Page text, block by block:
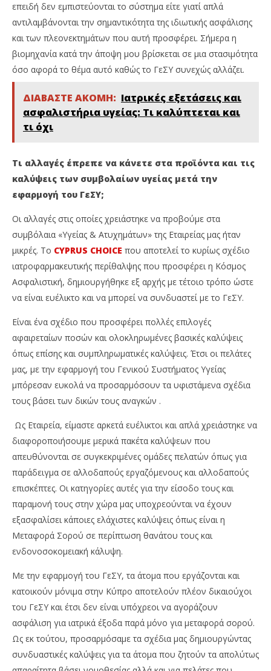
επειδή δεν εμπιστεύονται το σύστημα είτε γιατί απλά
αντιλαμβάνονται την σημαντικότητα της ιδιωτικής ασφάλισης
και των πλεονεκτημάτων που αυτή προσφέρει. Σήμερα η
βιομηχανία κατά την άποψη μου βρίσκεται σε μια στασιμότητα
όσο αφορά το θέμα αυτό καθώς το ΓεΣΥ συνεχώς αλλάζει.
ΔΙΑΒΑΣΤΕ ΑΚΟΜΗ: Ιατρικές εξετάσεις και
ασφαλιστήρια υγείας: Τι καλύπτεται και
τι όχι
Τι αλλαγές έπρεπε να κάνετε στα προϊόντα και τις
καλύψεις των συμβολαίων υγείας μετά την
εφαρμογή του ΓεΣΥ;
Οι αλλαγές στις οποίες χρειάστηκε να προβούμε στα
συμβόλαια «Υγείας & Ατυχημάτων» της Εταιρείας μας ήταν
μικρές. Το CYPRUS CHOICE που αποτελεί το κυρίως σχέδιο
ιατροφαρμακευτικής περίθαλψης που προσφέρει η Κόσμος
Ασφαλιστική, δημιουργήθηκε εξ αρχής με τέτοιο τρόπο ώστε
να είναι ευέλικτο και να μπορεί να συνδυαστεί με το ΓεΣΥ.
Είναι ένα σχέδιο που προσφέρει πολλές επιλογές
αφαιρεταίων ποσών και ολοκληρωμένες βασικές καλύψεις
όπως επίσης και συμπληρωματικές καλύψεις. Έτσι οι πελάτες
μας, με την εφαρμογή του Γενικού Συστήματος Υγείας
μπόρεσαν ευκολά να προσαρμόσουν τα υφιστάμενα σχέδια
τους βάσει των δικών τους αναγκών .
Ως Εταιρεία, είμαστε αρκετά ευέλικτοι και απλά χρειάστηκε να
διαφοροποιήσουμε μερικά πακέτα καλύψεων που
απευθύνονται σε συγκεκριμένες ομάδες πελατών όπως για
παράδειγμα σε αλλοδαπούς εργαζόμενους και αλλοδαπούς
επισκέπτες. Οι κατηγορίες αυτές για την είσοδο τους και
παραμονή τους στην χώρα μας υποχρεούνται να έχουν
εξασφαλίσει κάποιες ελάχιστες καλύψεις όπως είναι η
Μεταφορά Σορού σε περίπτωση θανάτου τους και
ενδονοσοκομειακή κάλυψη.
Με την εφαρμογή του ΓεΣΥ, τα άτομα που εργάζονται και
κατοικούν μόνιμα στην Κύπρο αποτελούν πλέον δικαιούχοι
του ΓεΣΥ και έτσι δεν είναι υπόχρεοι να αγοράζουν
ασφάλιση για ιατρικά έξοδα παρά μόνο για μεταφορά σορού.
Ως εκ τούτου, προσαρμόσαμε τα σχέδια μας δημιουργώντας
συνδυαστικές καλύψεις για τα άτομα που ζητούν τα απολύτως